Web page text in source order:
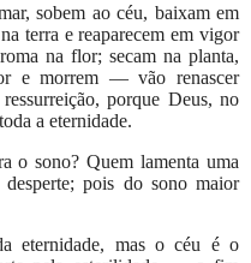
sobem ao céu, baixam em
terra e reaparecem em vigor
na flor; secam na planta,
e morrem — vão renascer
porque Deus, no
a eternidade.
o sono? Quem lamenta uma
desperte; pois do sono maior
eternidade, mas o céu é o